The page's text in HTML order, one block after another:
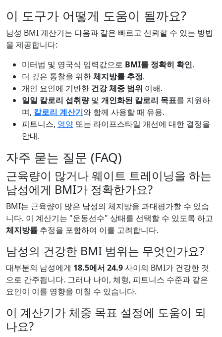
이 도구가 어떻게 도움이 될까요?
남성 BMI 계산기는 다음과 같은 빠르고 신뢰할 수 있는 방법
을 제공합니다:
미터법 및 영국식 입력값으로 BMI를 정확히 확인.
더 깊은 통찰을 위한체지방률 추정.
개인 요인에 기반한 건강 체중 범위 이해.
일일 칼로리 섭취량및 개인화된 칼로리 목표를 지원하
며, 칼로리 계산기와 함께 사용할 때 유용.
피트니스, 영양 또는 라이프스타일 개선에 대한 결정을
안내.
자주 묻는 질문 (FAQ)
근육량이 많거나 웨이트 트레이닝을 하는
남성에게 BMI가 정확한가요?
BMI는 근육량이 많은 남성의 체지방을 과대평가할 수 있습
니다. 이 계산기는 "운동선수" 상태를 선택할 수 있도록 하고
체지방률 추정을 포함하여 이를 고려합니다.
남성의 건강한 BMI 범위는 무엇인가요?
대부분의 남성에게 18.5에서 24.9사이의 BMI가 건강한 것
으로 간주됩니다. 그러나 나이, 체형, 피트니스 수준과 같은
요인이 이를 영향을 미칠 수 있습니다.
이 계산기가 체중 목표 설정에 도움이 되
나요?